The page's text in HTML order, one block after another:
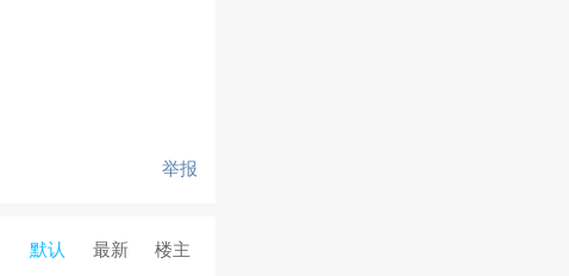
举报
默认 最新 楼主